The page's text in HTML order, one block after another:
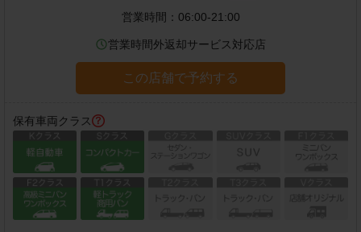
営業時間： 06:00-21:00
営業時間外返却サービス対応店
この店舗で予約する
保有車両クラス